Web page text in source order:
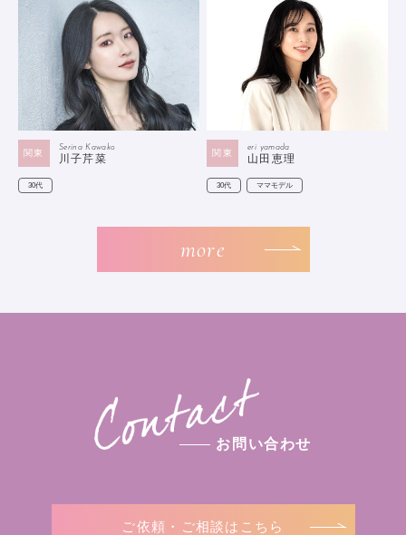
関東
Serina Kawako
川子芹菜
30代
関東
eri yamada
山田恵理
30代 ママモデル
more
お問い合わせ
ご依頼・ご相談はこちら